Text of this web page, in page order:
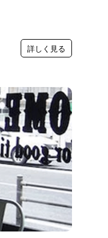
詳しく見る